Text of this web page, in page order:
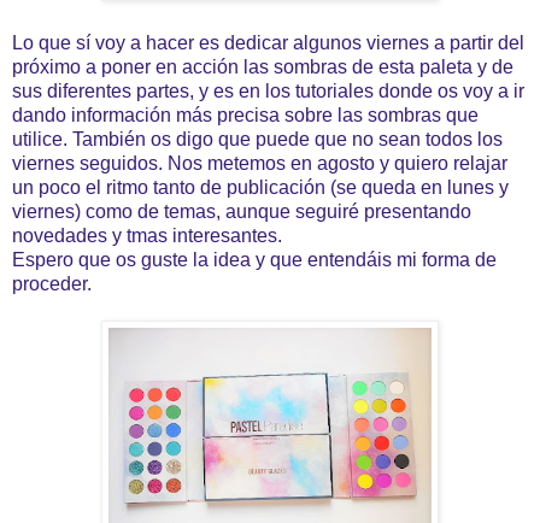
Lo que sí voy a hacer es dedicar algunos viernes a partir del
próximo a poner en acción las sombras de esta paleta y de
sus diferentes partes, y es en los tutoriales donde os voy a ir
dando información más precisa sobre las sombras que
utilice. También os digo que puede que no sean todos los
viernes seguidos. Nos metemos en agosto y quiero relajar
un poco el ritmo tanto de publicación (se queda en lunes y
viernes) como de temas, aunque seguiré presentando
novedades y tmas interesantes.
Espero que os guste la idea y que entendáis mi forma de
proceder.